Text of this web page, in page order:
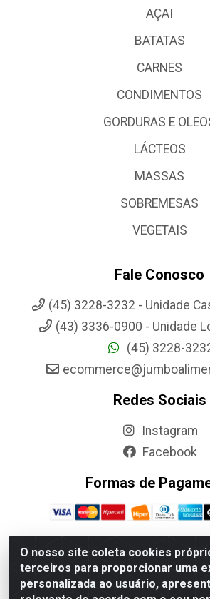
O nosso site coleta cookies
terceiros para proporcionar uma
personalizada ao usuário,
AÇAI
BATATAS
CARNES
CONDIMENTOS
GORDURAS E
LÁCTEOS
MASSAS
SOBREMESAS
VEGETAIS
Fale Conosco
(45) 3228-3232 - Unidade
(43) 3336-0900 - Unidade
(45) 3228-
Redes Sociais
Instagram
Facebook
Formas de
Jumbo Alimentos Cascavel - Matriz - Rua
Santos Dumont, Cascavel-PR - CEP